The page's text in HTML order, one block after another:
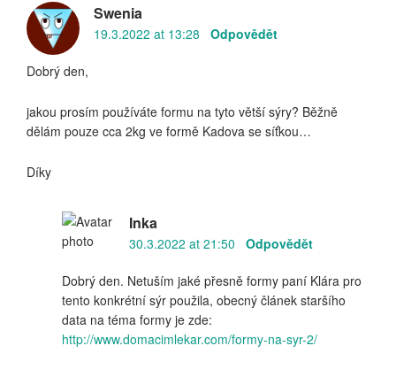
Swenia
19.3.2022 at 13:28 Odpovědět
Dobrý den,
jakou prosím používáte formu na tyto větší sýry? Běžně
dělám pouze cca 2kg ve formě Kadova se síťkou…
Díky
Inka
30.3.2022 at 21:50 Odpovědět
Dobrý den. Netuším jaké přesně formy paní Klára pro
tento konkrétní sýr použila, obecný článek staršího
data na téma formy je zde:
http://www.domacimlekar.com/formy-na-syr-2/